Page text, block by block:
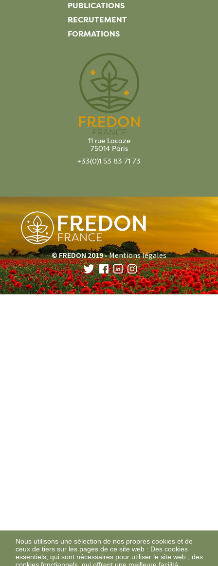
PUBLICATIONS
RECRUTEMENT
FORMATIONS
11 rue Lacaze
75014 Paris
+33(0)1 53 83 71 73
© FREDON 2019 -Mentions légales
Nous utilisons une sélection de nos propres cookies et de
ceux de tiers sur les pages de ce site web : Des cookies
essentiels, qui sont nécessaires pour utiliser le site web ; des